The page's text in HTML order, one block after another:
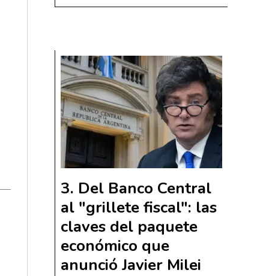
Del Banco Central
al "grillete fiscal": las
claves del paquete
económico que
anunció Javier Milei